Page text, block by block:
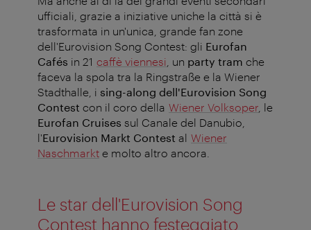
ufficiali, grazie a iniziative uniche la città si è
trasformata in un'unica, grande fan zone
dell'Eurovision Song Contest: gli Eurofan
Cafés in 21 caffè viennesi , un party tram che
faceva la spola tra la Ringstraße e la Wiener
Stadthalle, i sing-along dell'Eurovision Song
Contest con il coro della Wiener Volksoper , le
Eurofan Cruises sul Canale del Danubio,
l'Eurovision Markt Contest al Wiener
Naschmarkt e molto altro ancora.
Le star dell'Eurovision Song
Contest hanno festeggiato